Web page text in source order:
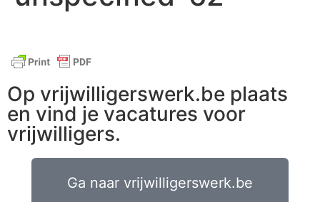
Op vrijwilligerswerk.be plaats
en vind je vacatures voor
vrijwilligers.
Ga naar vrijwilligerswerk.be